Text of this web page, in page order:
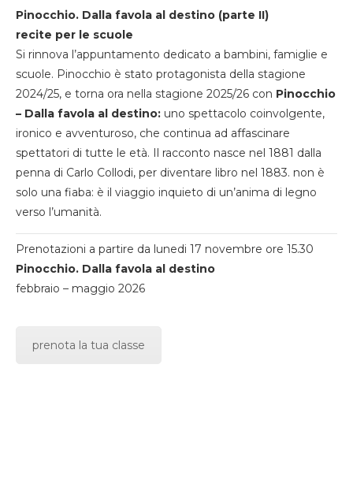
Pinocchio. Dalla favola al destino (parte II)
recite per le scuole
Si rinnova l’appuntamento dedicato a bambini, famiglie e
scuole. Pinocchio è stato protagonista della stagione
2024/25, e torna ora nella stagione 2025/26 con Pinocchio
– Dalla favola al destino: uno spettacolo coinvolgente,
ironico e avventuroso, che continua ad affascinare
spettatori di tutte le età. Il racconto nasce nel 1881 dalla
penna di Carlo Collodi, per diventare libro nel 1883. non è
solo una fiaba: è il viaggio inquieto di un’anima di legno
verso l’umanità.
Prenotazioni a partire da lunedi 17 novembre ore 15.30
Pinocchio. Dalla favola al destino
febbraio – maggio 2026
prenota la tua classe